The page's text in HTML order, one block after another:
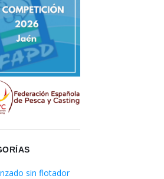
sin flotador